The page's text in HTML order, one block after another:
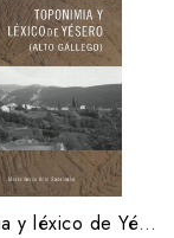
Toponimia y léxico de Yésero (Alto Gállego)